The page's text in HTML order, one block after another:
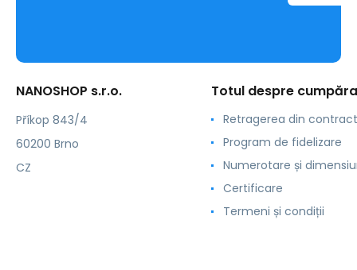
NANOSHOP s.r.o.
Příkop 843/4
60200 Brno
CZ
Totul despre
Retragerea din contract
Program de fidelizare
Numerotare și
Certificare
Termeni și condiții